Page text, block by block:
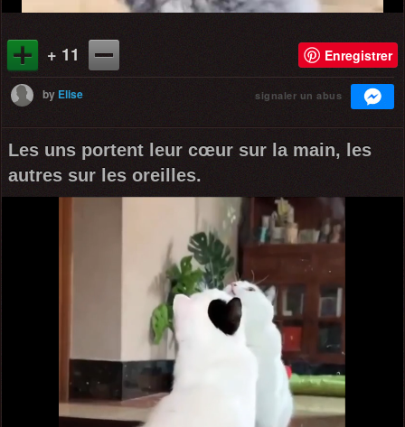
+ 11 Enregistrer
by Elise signaler un abus
Les uns portent leur cœur sur la main, les
autres sur les oreilles.